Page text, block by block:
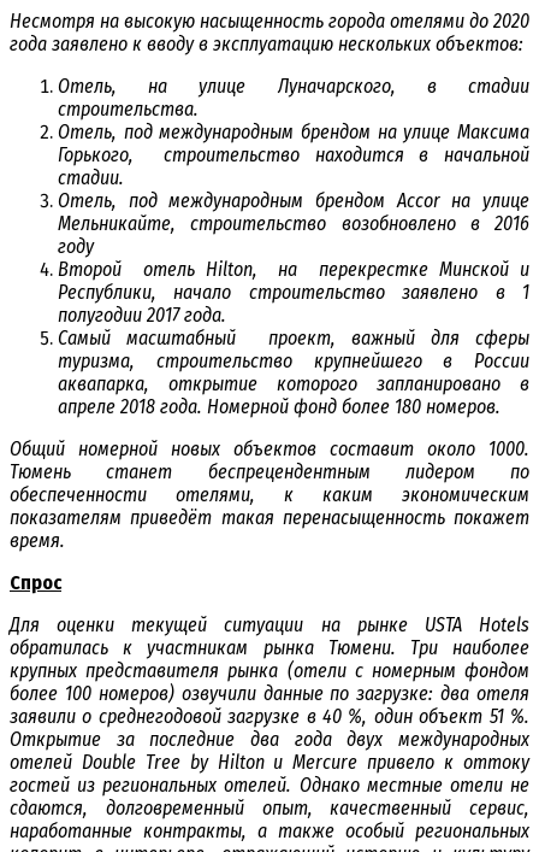
Несмотря на высокую насыщенность города отелями до 2020
года заявлено к вводу в эксплуатацию нескольких объектов:
Отель, на улице Луначарского, в стадии
строительства.
Отель, под международным брендом на улице Максима
Горького, строительство находится в начальной
стадии.
Отель, под международным брендом Accor на улице
Мельникайте, строительство возобновлено в 2016
году
Второй отель Hilton, на перекрестке Минской и
Республики, начало строительство заявлено в 1
полугодии 2017 года.
Самый масштабный проект, важный для сферы
туризма, строительство крупнейшего в России
аквапарка, открытие которого запланировано в
апреле 2018 года. Номерной фонд более 180 номеров.
Общий номерной новых объектов составит около 1000.
Тюмень станет беспрецендентным лидером по
обеспеченности отелями, к каким экономическим
показателям приведёт такая перенасыщенность покажет
время.
Спрос
Для оценки текущей ситуации на рынке USTA Hotels
обратилась к участникам рынка Тюмени. Три наиболее
крупных представителя рынка (отели с номерным фондом
более 100 номеров) озвучили данные по загрузке: два отеля
заявили о среднегодовой загрузке в 40 %, один объект 51 %.
Открытие за последние два года двух международных
отелей Double Tree by Hilton и Mercure привело к оттоку
гостей из региональных отелей. Однако местные отели не
сдаются, долговременный опыт, качественный сервис,
наработанные контракты, а также особый региональных